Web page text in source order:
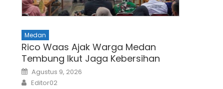
Medan
Rico Waas Ajak Warga Medan
Tembung Ikut Jaga Kebersihan
Posted
on
Agustus 9, 2026
Author
Editor02